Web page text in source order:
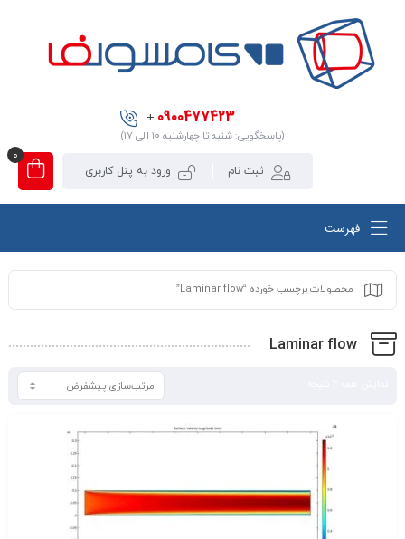
0900477423
+
(پاسخگویی: شنبه تا چهارشنبه ۱۰ الی ۱۷)
ثبت نام ورود به پنل کاربری
0
فهرست
محصولات برچسب خورده “Laminar flow”
Laminar flow